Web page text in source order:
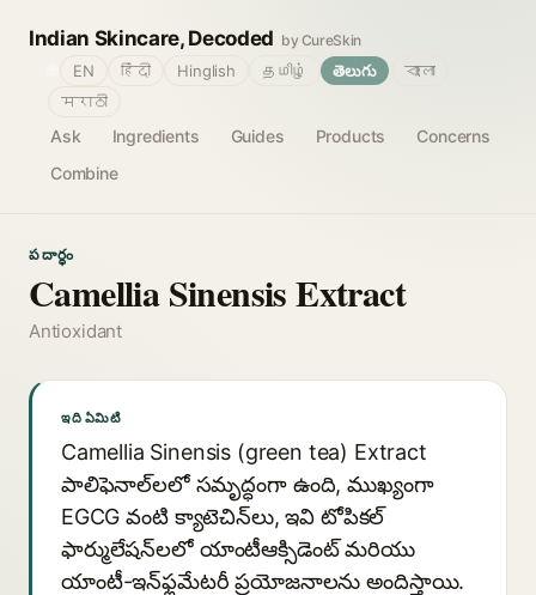
Indian Skincare, Decoded by CureSkin
Ask Ingredients Guides Products
Concerns
Combine
EN हिंदी Hinglish தமிழ் తెలుగు
বাংলা
मराठी
పదార్థం
Camellia Sinensis Extract
Antioxidant
ఇది ఏమిటి
Camellia Sinensis (green tea) Extract
పాలిఫెనాల్‌లలో సమృద్ధంగా ఉంది, ముఖ్యంగా
EGCG వంటి క్యాటెచిన్‌లు, ఇవి టోపికల్
ఫార్ములేషన్‌లలో యాంటీఆక్సిడెంట్ మరియు
యాంటీ-ఇన్‌ఫ్లమేటరీ ప్రయోజనాలను అందిస్తాయి.